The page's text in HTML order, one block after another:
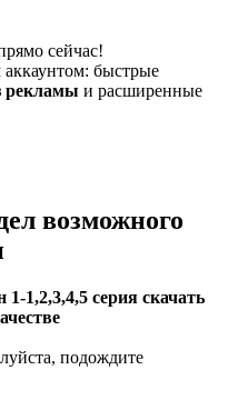
сейчас!
быстрые
рекламы и расширенные
возможного
1-1,2,3,4,5 серия скачать
подождите